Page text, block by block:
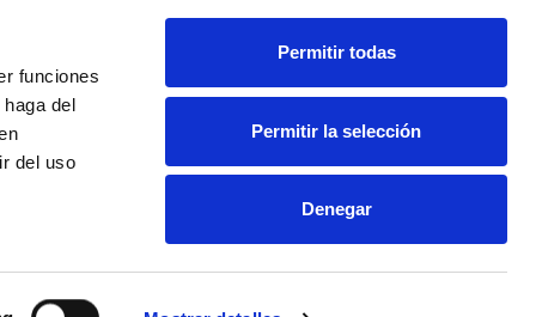
funciones
del
del uso
Permitir todas
Permitir la selección
Denegar